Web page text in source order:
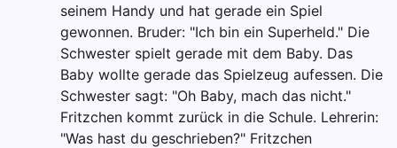
seinem Handy und hat gerade ein Spiel
gewonnen. Bruder: "Ich bin ein Superheld." Die
Schwester spielt gerade mit dem Baby. Das
Baby wollte gerade das Spielzeug aufessen. Die
Schwester sagt: "Oh Baby, mach das nicht."
Fritzchen kommt zurück in die Schule. Lehrerin:
"Was hast du geschrieben?" Fritzchen